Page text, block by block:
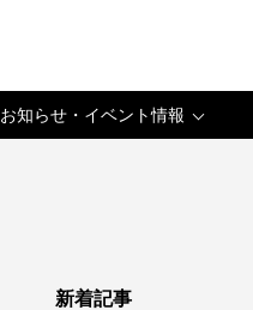
お知らせ・イベント情報
新着記事